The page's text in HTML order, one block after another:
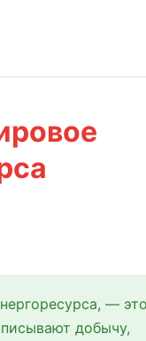
— это
добычу,